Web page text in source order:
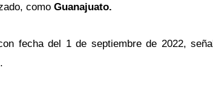
como Guanajuato.
fecha del 1 de septiembre de 2022,